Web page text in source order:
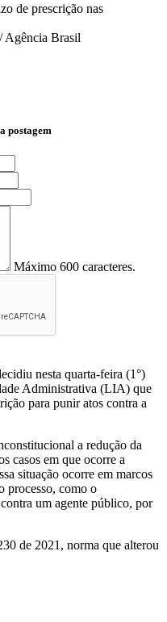
Agência Brasil
postagem
Máximo 600 caracteres.
nesta quarta-feira (1°)
Administrativa (LIA) que
para punir atos contra a
a redução da
casos em que ocorre a
situação ocorre em marcos
processo, como o
um agente público, por
de 2021, norma que alterou